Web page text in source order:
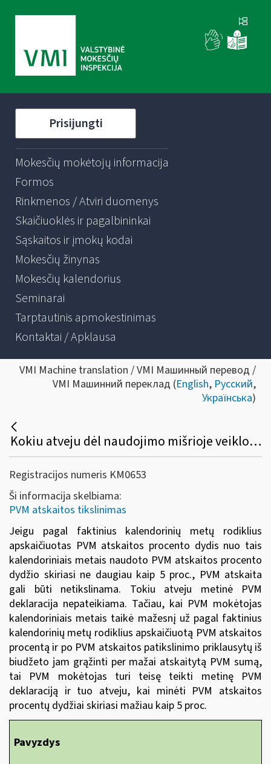
Prisijungti
Mokesčių mokėtojų informacija
Formos
Rinkmenos / Atviri duomenys
Skaičiuoklės ir pagalbininkai
Sąskaitos ir įmokų kodai
Mokesčių žinynas
Mokesčių kalendorius
Seminarai
Tarptautinis apmokestinimas
Kontaktai / Apklausa
VMI Machine translation / VMI Машинный перевод /
VMI Машинний переклад (English, Русский,
Українська)
Kokiu atveju dėl naudojimo mišrioje veikloje pasikeitimo netikslinama prekių (paslaugų) pirkimo (importo) PVM atskaita?
Registracijos numeris KM0653
Ši informacija skelbiama:
PVM atskaitos tikslinimas
Jeigu pagal faktinius kalendorinių metų rodiklius
apskaičiuotas PVM atskaitos procento dydis nuo tais
kalendoriniais metais naudoto PVM atskaitos procento
dydžio skiriasi ne daugiau kaip 5 proc., PVM atskaita
gali būti netikslinama. Tokiu atveju metinė PVM
deklaracija nepateikiama. Tačiau, kai PVM mokėtojas
kalendoriniais metais taikė mažesnį už pagal faktinius
kalendorinių metų rodiklius apskaičiuotą PVM atskaitos
procentą ir po PVM atskaitos patikslinimo priklausytų iš
biudžeto jam grąžinti per mažai atskaitytą PVM sumą,
tai PVM mokėtojas turi teisę teikti metinę PVM
deklaraciją ir tuo atveju, kai minėti PVM atskaitos
procentų dydžiai skiriasi mažiau kaip 5 proc.
Pavyzdys